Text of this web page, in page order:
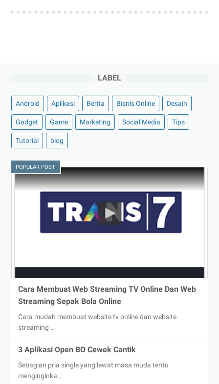
LABEL
Android Aplikasi Berita Bisnis Online Desain
Gadget Game Marketing Social Media Tips
Tutorial blog
POPULAR POST
Cara Membuat Web Streaming TV Online Dan Web
Streaming Sepak Bola Online
Cara mudah membuat website tv online dan website
streaming …
3 Aplikasi Open BO Cewek Cantik
Sebagian pria single yang lewat masa muda tentu
menginginka…